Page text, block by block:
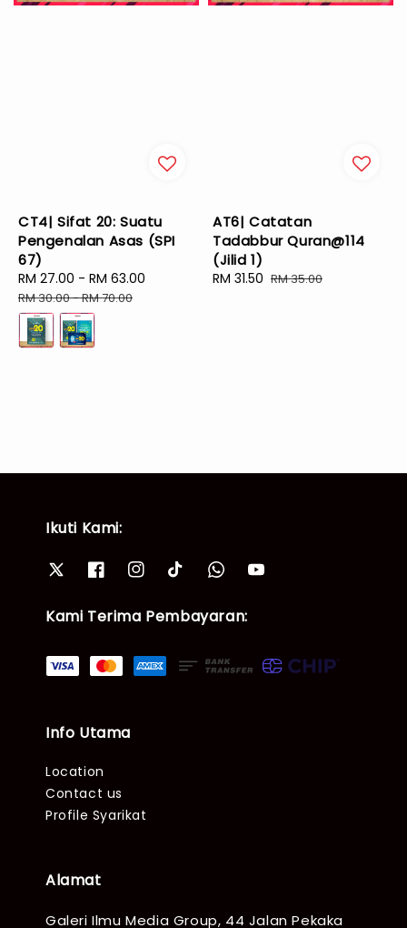
CT4| Sifat 20: Suatu
Pengenalan Asas (SPI
67)
Sale
price
RM 27.00 - RM 63.00
RM 30.00-RM 70.00
AT6| Catatan
Tadabbur Quran@114
(Jilid 1)
Sale
RM 31.50 Regular
RM 35.00
Ikuti Kami:
Kami Terima Pembayaran:
Info Utama
Location
Contact us
Profile Syarikat
Alamat
Galeri Ilmu Media Group, 44 Jalan Pekaka